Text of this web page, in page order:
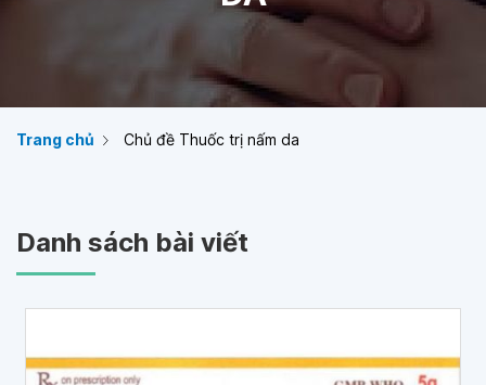
Trang chủ Chủ đề Thuốc trị nấm da
Danh sách bài viết